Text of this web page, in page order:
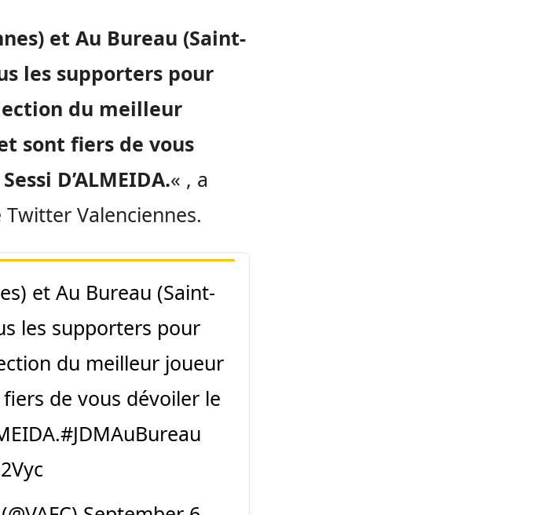
et Au Bureau (Saint-
les supporters pour
du meilleur
sont fiers de vous
D’ALMEIDA.« , a
Valenciennes.
et Au Bureau (Saint-
les supporters pour
du meilleur joueur
de vous dévoiler le
#JDMAuBureau